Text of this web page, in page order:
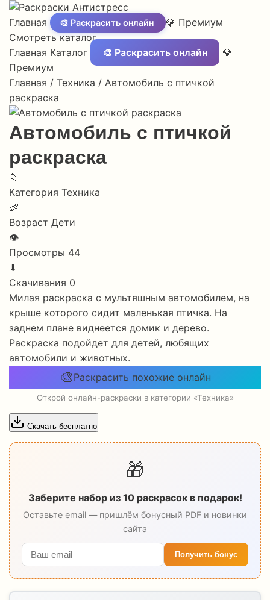
Главная 🎨 Раскрасить онлайн
💎 Премиум
Смотреть каталог
Главная Каталог 🎨 Раскрасить онлайн
💎
Премиум
Главная / Техника / Автомобиль с птичкой
раскраска
Автомобиль с птичкой
раскраска
📁
Категория Техника
👶
Возраст Дети
👁
Просмотры 44
⬇
Скачивания 0
Милая раскраска с мультяшным автомобилем, на
крыше которого сидит маленькая птичка. На
заднем плане виднеется домик и дерево.
Раскраска подойдет для детей, любящих
автомобили и животных.
🎨 Раскрасить похожие онлайн
Открой онлайн-раскраски в категории «Техника»
Скачать бесплатно
🎁
Заберите набор из 10 раскрасок в подарок!
Оставьте email — пришлём бонусный PDF и новинки
сайта
Получить бонус